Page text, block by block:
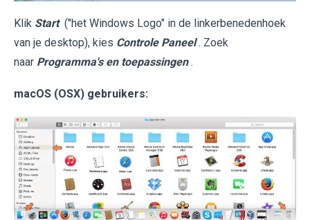
Klik Start ("het Windows Logo" in de linkerbenedenhoek
van je desktop), kies Controle Paneel . Zoek
naar Programma's en toepassingen .
macOS (OSX) gebruikers: